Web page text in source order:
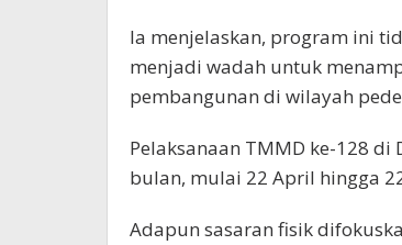
Ia menjelaskan, program ini
menjadi wadah untuk
pembangunan di wilayah
Pelaksanaan TMMD ke-128
bulan, mulai 22 April hingga
Adapun sasaran fisik